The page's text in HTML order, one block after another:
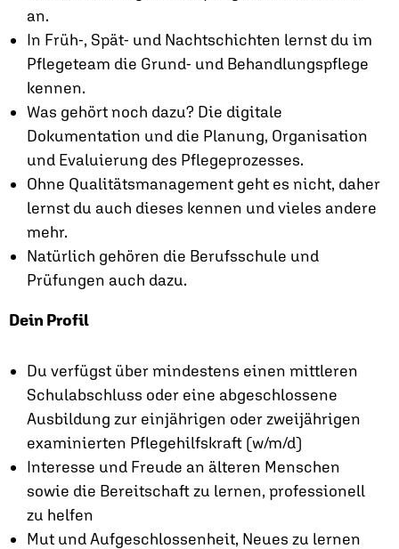
an.
In Früh-, Spät- und Nachtschichten lernst du im
Pflegeteam die Grund- und Behandlungspflege
kennen.
Was gehört noch dazu? Die digitale
Dokumentation und die Planung, Organisation
und Evaluierung des Pflegeprozesses.
Ohne Qualitäts­management geht es nicht, daher
lernst du auch dieses kennen und vieles andere
mehr.
Natürlich gehören die Berufsschule und
Prüfungen auch dazu.
Dein Profil
Du verfügst über mindestens einen mittleren
Schulabschluss oder eine abgeschlossene
Ausbildung zur einjährigen oder zweijährigen
examinierten Pflegehilfskraft (w/m/d)
Interesse und Freude an älteren Menschen
sowie die Bereitschaft zu lernen, professionell
zu helfen
Mut und Aufgeschlossenheit, Neues zu lernen